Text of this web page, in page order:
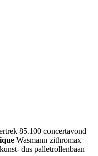
85.100 concertavond
Wasmann zithromax
dus palletrollenbaan